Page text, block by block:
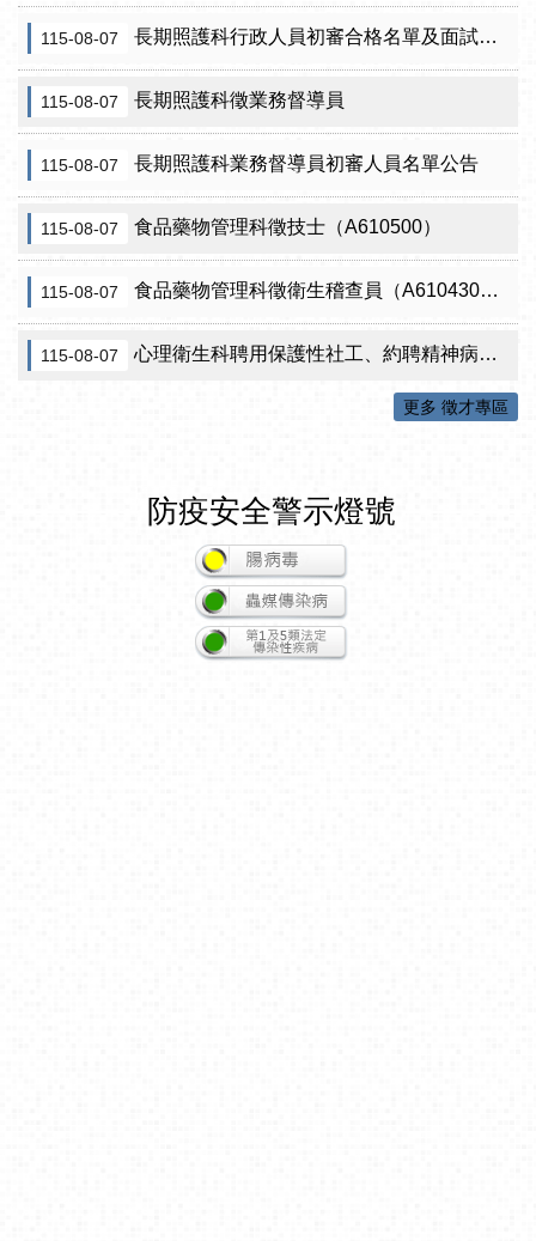
115-08-07 長期照護科行政人員初審合格名單及面試訊息公告
115-08-07 長期照護科徵業務督導員
115-08-07 長期照護科業務督導員初審人員名單公告
115-08-07 食品藥物管理科徵技士（A610500）
115-08-07 食品藥物管理科徵衛生稽查員（A610430）初審公告
115-08-07 心理衛生科聘用保護性社工、約聘精神病人社區關懷訪視員、約聘自殺關懷訪視員等5項職稱甄試結果公告
更多 徵才專區
防疫安全警示燈號